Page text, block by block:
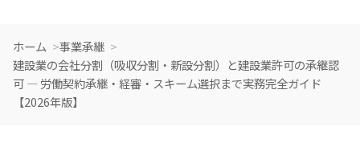
ホーム
事業承継
建設業の会社分割（吸収分割・新設分割）と建設業許可の承継認
可 — 労働契約承継・経審・スキーム選択まで実務完全ガイド
【2026年版】